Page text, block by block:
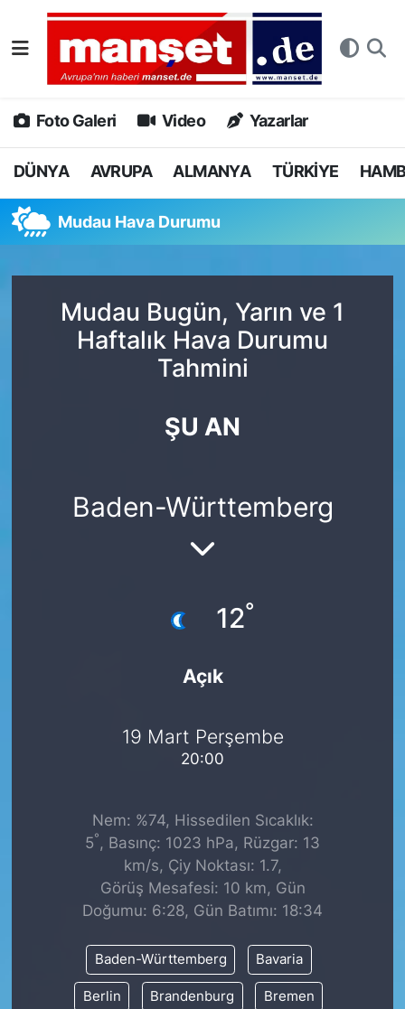
Foto Galeri Video Yazarlar
DÜNYA AVRUPA ALMANYA TÜRKİYE
Mudau Hava Durumu
Mudau Bugün, Yarın ve 1
Haftalık Hava Durumu
Tahmini
ŞU AN
Baden-Württemberg
12°
Açık
19 Mart Perşembe
20:00
Nem: %74, Hissedilen Sıcaklık:
5° , Basınç: 1023 hPa, Rüzgar: 13
km/s, Çiy Noktası: 1.7,
Görüş Mesafesi: 10 km, Gün
Doğumu: 6:28, Gün Batımı: 18:34
Baden-Württemberg Bavaria
Berlin Brandenburg Bremen
DÜNYA
AVRUPA
ALMANYA
SPOR
DEUTSCH
Nöbetçi Eczaneler
Hava Durumu
Namaz Vakitleri
Tüm Manşetler
Son Dakika Haberleri